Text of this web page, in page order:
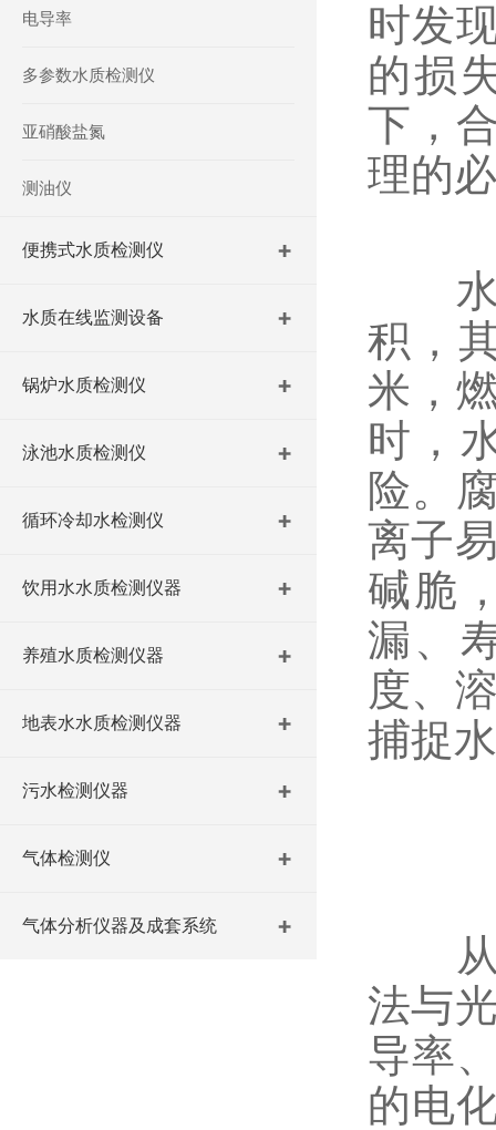
电导率
多参数水质检测仪
亚硝酸盐氮
测油仪
便携式水质检测仪
水质在线监测设备
锅炉水质检测仪
泳池水质检测仪
循环冷却水检测仪
饮用水水质检测仪器
养殖水质检测仪器
地表水水质检测仪器
污水检测仪器
气体检测仪
气体分析仪器及成套系统
时发
的损
下，
理的
水
积，
米，
时，
险。
离子
碱脆
漏、
度、
捕捉
从
法与
导率
的电